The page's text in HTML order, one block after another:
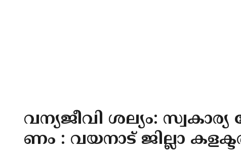
വന്യജീവി ശല്യം:
ണം : വയനാട് ജില്ലാ